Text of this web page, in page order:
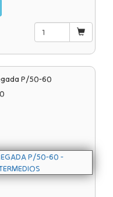
P/50-60